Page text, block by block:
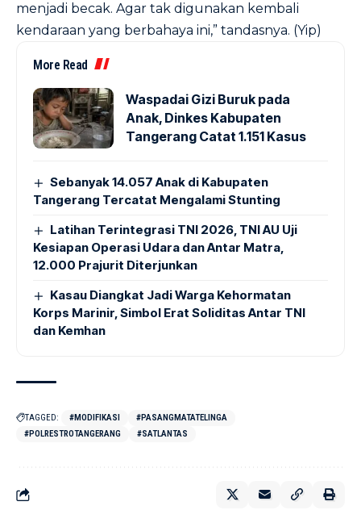
menjadi becak. Agar tak digunakan kembali
kendaraan yang berbahaya ini,” tandasnya. (Yip)
More Read
Waspadai Gizi Buruk pada
Anak, Dinkes Kabupaten
Tangerang Catat 1.151 Kasus
Sebanyak 14.057 Anak di Kabupaten
Tangerang Tercatat Mengalami Stunting
Latihan Terintegrasi TNI 2026, TNI AU Uji
Kesiapan Operasi Udara dan Antar Matra,
12.000 Prajurit Diterjunkan
Kasau Diangkat Jadi Warga Kehormatan
Korps Marinir, Simbol Erat Soliditas Antar TNI
dan Kemhan
TAGGED: #MODIFIKASI
#PASANGMATATELINGA
#POLRESTROTANGERANG
#SATLANTAS